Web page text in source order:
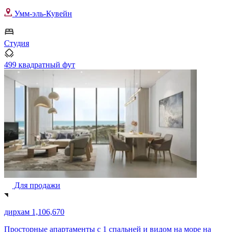
Умм-эль-Кувейн
Студия
499 квадратный фут
Для продажи
дирхам 1,106,670
Просторные апартаменты с 1 спальней и видом на море на